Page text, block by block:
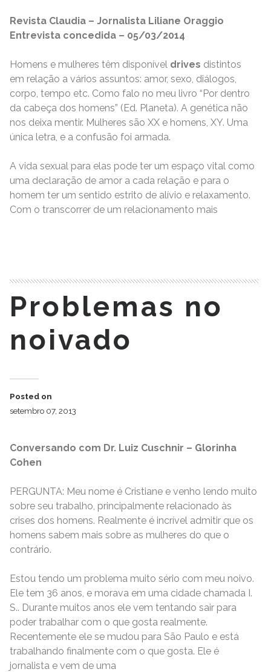
Revista Claudia – Jornalista Liliane Oraggio
Entrevista concedida – 05/03/2014
Homens e mulheres têm disponível drives distintos
em relação a vários assuntos: amor, sexo, diálogos,
corpo, tempo etc. Como falo no meu livro “Por dentro
da cabeça dos homens” (Ed. Planeta). A genética não
nos deixa mentir. Mulheres são XX e homens, XY. Uma
única letra, e a confusão foi armada.
A vida sexual para elas pode ter um espaço vital como
uma declaração de amor a cada relação e para o
homem ter um sentido estrito de alívio e relaxamento.
Com o transcorrer de um relacionamento mais
Problemas no
noivado
Posted on
setembro 07, 2013
Conversando com Dr. Luiz Cuschnir – Glorinha
Cohen
PERGUNTA: Meu nome é Cristiane e venho lendo muito
sobre seu trabalho, principalmente relacionado às
crises dos homens. Realmente é incrível admitir que os
homens sabem mais sobre as mulheres do que o
contrário.
Estou tendo um problema muito sério com meu noivo.
Ele tem 36 anos, e morava em uma cidade chamada I.
S.. Durante muitos anos ele vem tentando sair para
poder trabalhar com o que gosta realmente.
Recentemente ele se mudou para São Paulo e está
trabalhando finalmente com o que gosta. Ele é
jornalista e vem de uma